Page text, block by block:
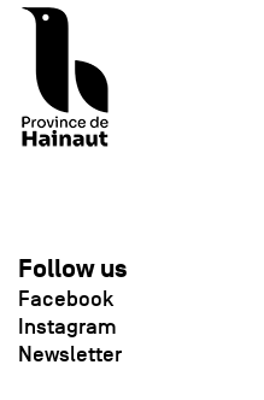
Follow us
Facebook
Instagram
Newsletter